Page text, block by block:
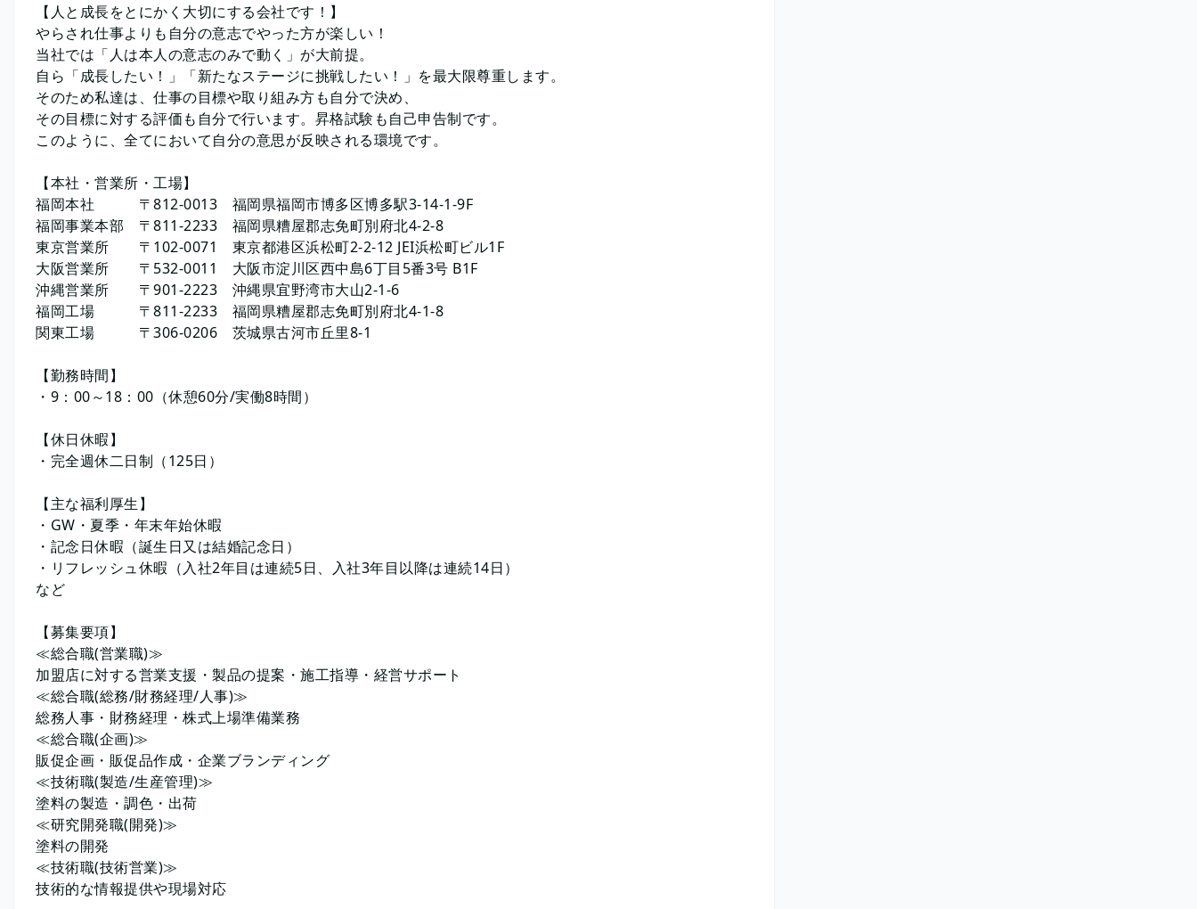
【人と成長をとにかく大切にする会社です！】
やらされ仕事よりも自分の意志でやった方が楽しい！
当社では「人は本人の意志のみで動く」が大前提。
自ら「成長したい！」「新たなステージに挑戦したい！」を最大限尊重します。
そのため私達は、仕事の目標や取り組み方も自分で決め、
その目標に対する評価も自分で行います。昇格試験も自己申告制です。
このように、全てにおいて自分の意思が反映される環境です。
【本社・営業所・工場】
福岡本社 〒812-0013 福岡県福岡市博多区博多駅3-14-1-9F
福岡事業本部 〒811-2233 福岡県糟屋郡志免町別府北4-2-8
東京営業所 〒102-0071 東京都港区浜松町2-2-12 JEI浜松町ビル1F
大阪営業所 〒532-0011 大阪市淀川区西中島6丁目5番3号 B1F
沖縄営業所 〒901-2223 沖縄県宜野湾市大山2-1-6
福岡工場 〒811-2233 福岡県糟屋郡志免町別府北4-1-8
関東工場 〒306-0206 茨城県古河市丘里8-1
【勤務時間】
・9：00～18：00（休憩60分/実働8時間）
【休日休暇】
・完全週休二日制（125日）
【主な福利厚生】
・GW・夏季・年末年始休暇
・記念日休暇（誕生日又は結婚記念日）
・リフレッシュ休暇（入社2年目は連続5日、入社3年目以降は連続14日）
など
【募集要項】
≪総合職(営業職)≫
加盟店に対する営業支援・製品の提案・施工指導・経営サポート
≪総合職(総務/財務経理/人事)≫
総務人事・財務経理・株式上場準備業務
≪総合職(企画)≫
販促企画・販促品作成・企業ブランディング
≪技術職(製造/生産管理)≫
塗料の製造・調色・出荷
≪研究開発職(開発)≫
塗料の開発
≪技術職(技術営業)≫
技術的な情報提供や現場対応